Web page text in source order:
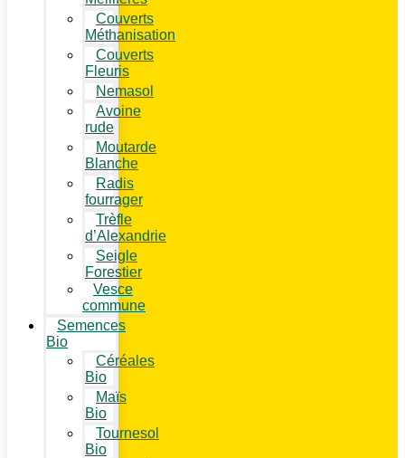
Couverts
Méthanisation
Couverts
Fleuris
Nemasol
Avoine
rude
Moutarde
Blanche
Radis
fourrager
Trèfle
d’Alexandrie
Seigle
Forestier
Vesce
commune
Semences
Bio
Céréales
Bio
Maïs
Bio
Tournesol
Bio